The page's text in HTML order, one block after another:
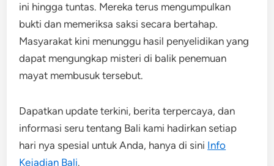
ini hingga tuntas. Mereka terus mengumpulkan
bukti dan memeriksa saksi secara bertahap.
Masyarakat kini menunggu hasil penyelidikan yang
dapat mengungkap misteri di balik penemuan
mayat membusuk tersebut.
Dapatkan update terkini, berita terpercaya, dan
informasi seru tentang Bali kami hadirkan setiap
hari nya spesial untuk Anda, hanya di sini Info
Kejadian Bali.